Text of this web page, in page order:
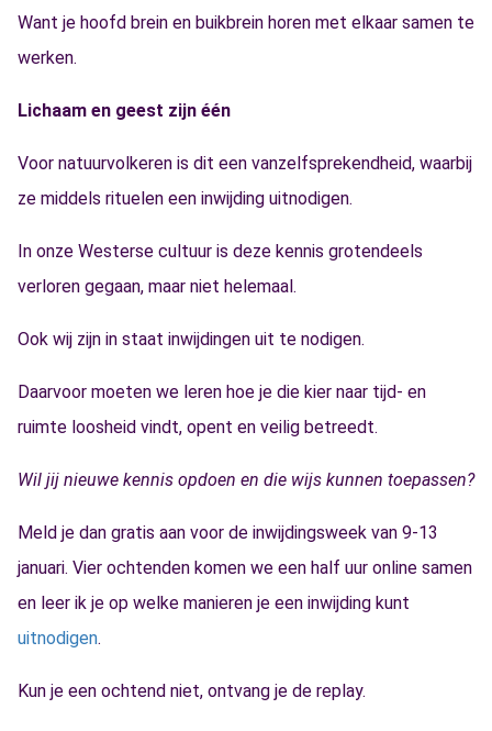
Want je hoofd brein en buikbrein horen met elkaar samen te
werken.
Lichaam en geest zijn één
Voor natuurvolkeren is dit een vanzelfsprekendheid, waarbij
ze middels rituelen een inwijding uitnodigen.
In onze Westerse cultuur is deze kennis grotendeels
verloren gegaan, maar niet helemaal.
Ook wij zijn in staat inwijdingen uit te nodigen.
Daarvoor moeten we leren hoe je die kier naar tijd- en
ruimte loosheid vindt, opent en veilig betreedt.
Wil jij nieuwe kennis opdoen en die wijs kunnen toepassen?
Meld je dan gratis aan voor de inwijdingsweek van 9-13
januari. Vier ochtenden komen we een half uur online samen
en leer ik je op welke manieren je een inwijding kunt
uitnodigen.
Kun je een ochtend niet, ontvang je de replay.